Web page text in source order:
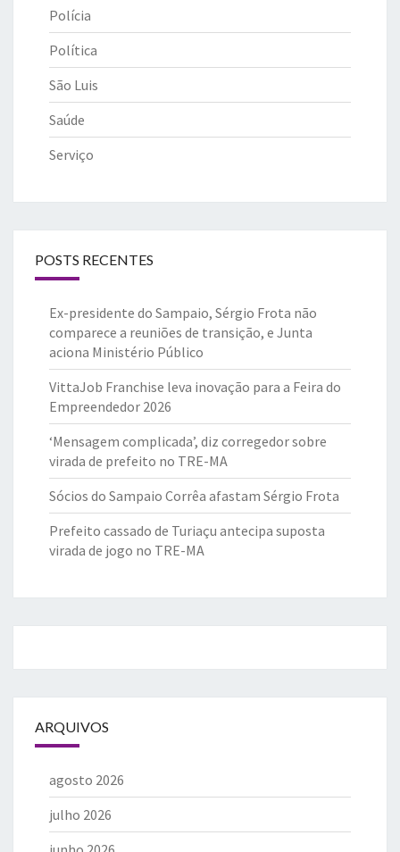
Polícia
Política
São Luis
Saúde
Serviço
POSTS RECENTES
Ex-presidente do Sampaio, Sérgio Frota não
comparece a reuniões de transição, e Junta
aciona Ministério Público
VittaJob Franchise leva inovação para a Feira do
Empreendedor 2026
‘Mensagem complicada’, diz corregedor sobre
virada de prefeito no TRE-MA
Sócios do Sampaio Corrêa afastam Sérgio Frota
Prefeito cassado de Turiaçu antecipa suposta
virada de jogo no TRE-MA
ARQUIVOS
agosto 2026
julho 2026